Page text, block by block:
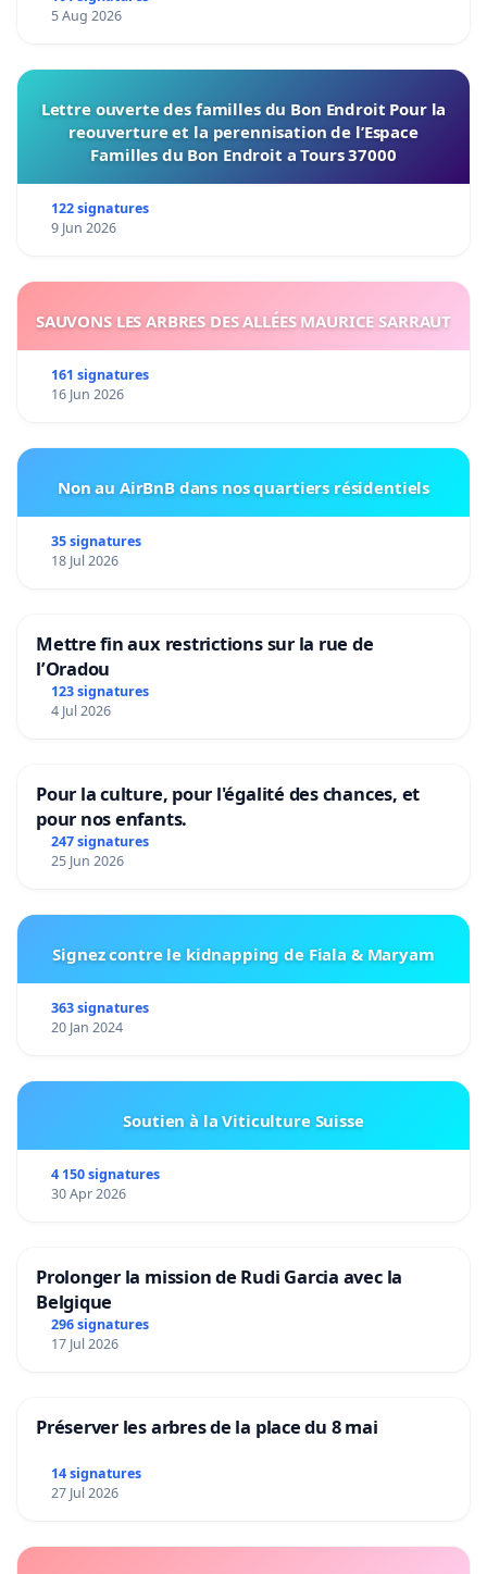
5 Aug 2026
Lettre ouverte des familles du Bon Endroit Pour la
reouverture et la perennisation de l’Espace
Familles du Bon Endroit a Tours 37000
122 signatures
9 Jun 2026
SAUVONS LES ARBRES DES ALLÉES MAURICE SARRAUT
161 signatures
16 Jun 2026
Non au AirBnB dans nos quartiers résidentiels
35 signatures
18 Jul 2026
Mettre fin aux restrictions sur la rue de
l’Oradou
123 signatures
4 Jul 2026
Pour la culture, pour l'égalité des chances, et
pour nos enfants.
247 signatures
25 Jun 2026
Signez contre le kidnapping de Fiala & Maryam
363 signatures
20 Jan 2024
Soutien à la Viticulture Suisse
4 150 signatures
30 Apr 2026
Prolonger la mission de Rudi Garcia avec la
Belgique
296 signatures
17 Jul 2026
Préserver les arbres de la place du 8 mai
14 signatures
27 Jul 2026